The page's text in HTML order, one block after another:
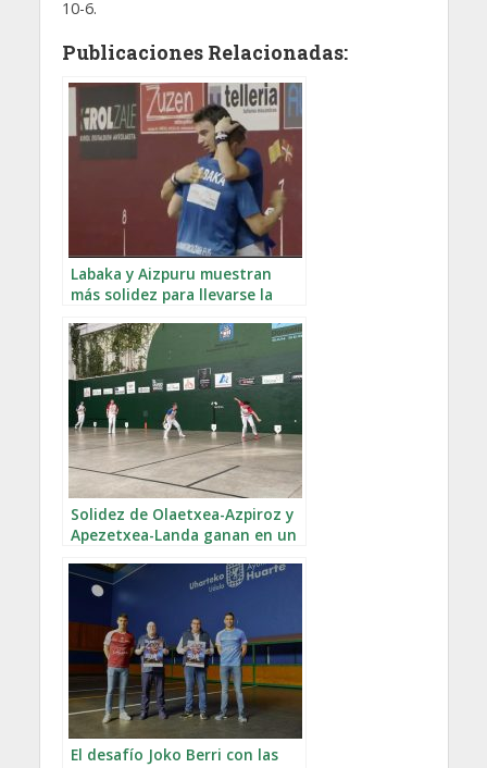
10-6.
Publicaciones Relacionadas:
Labaka y Aizpuru muestran
más solidez para llevarse la
Solidez de Olaetxea-Azpiroz y
Apezetxea-Landa ganan en un
El Antiguo
El desafío Joko Berri con las